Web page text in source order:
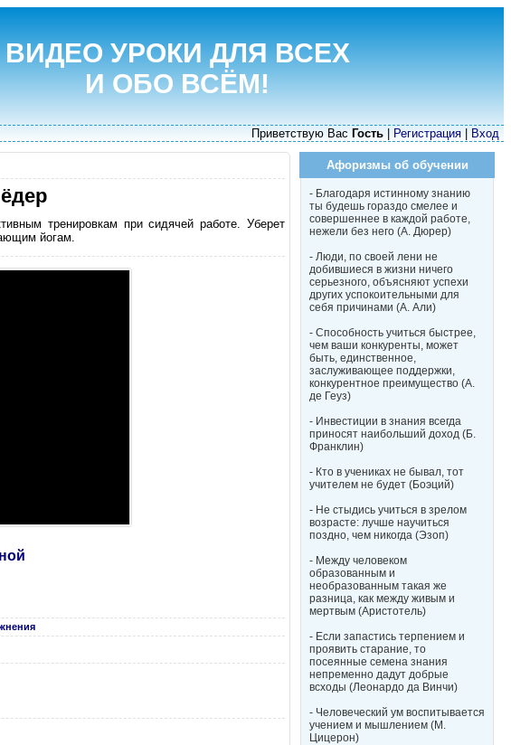
ВИДЕО УРОКИ ДЛЯ ВСЕХ
И ОБО ВСЁМ!
Приветствую Вас Гость Регистрация Вход
тренировкам при сидячей работе. Уберет
йогам.
Афоризмы об обучении
- Благодаря истинному знанию
ты будешь гораздо смелее и
совершеннее в каждой работе,
нежели без него (А. Дюрер)
- Люди, по своей лени не
добившиеся в жизни ничего
серьезного, объясняют успехи
других успокоительными для
себя причинами (А. Али)
- Способность учиться быстрее,
чем ваши конкуренты, может
быть, единственное,
заслуживающее поддержки,
конкурентное преимущество (А.
де Геуз)
- Инвестиции в знания всегда
приносят наибольший доход (Б.
Франклин)
- Кто в учениках не бывал, тот
учителем не будет (Боэций)
- Не стыдись учиться в зрелом
возрасте: лучше научиться
поздно, чем никогда (Эзоп)
- Между человеком
образованным и
необразованным такая же
разница, как между живым и
мертвым (Аристотель)
- Если запастись терпением и
проявить старание, то
посеянные семена знания
непременно дадут добрые
всходы (Леонардо да Винчи)
- Человеческий ум воспитывается
учением и мышлением (М.
Цицерон)